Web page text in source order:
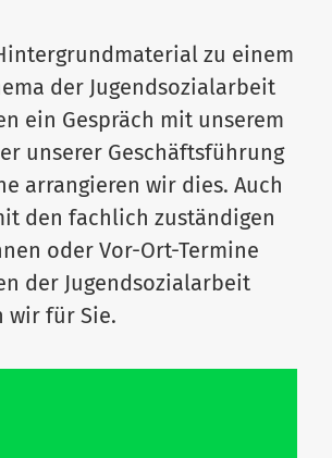
zu einem
der Jugend­so­zi­al­arbeit
ein Gespräch mit unserem
unserer Geschäfts­führung
arran­gieren wir dies. Auch
den fachlich zustän­digen
oder Vor-​Ort-​Termine
der Jugend­so­zi­al­arbeit
wir für Sie.